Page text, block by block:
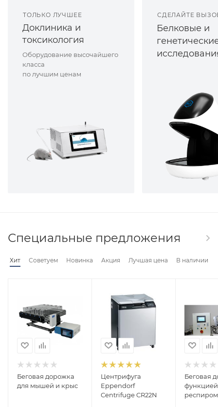
ТОЛЬКО ЛУЧШЕЕ
Доклиника и
токсикология
Оборудование высочайшего
класса
по лучшим ценам
СДЕЛАЙТЕ
Белковые и
Специальные предложения
Хит Советуем Новинка Акция Лучшая цена В наличии
Беговая дорожка
для мышей и крыс
Центрифуга
Eppendorf
Centrifuge CR22N
Беговая
функцией